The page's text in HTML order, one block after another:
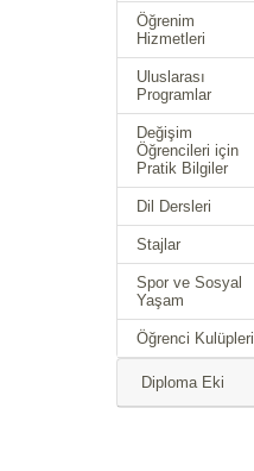
Öğrenim
Hizmetleri
Uluslarası
Programlar
Değişim
Öğrencileri için
Pratik Bilgiler
Dil Dersleri
Stajlar
Spor ve Sosyal
Yaşam
Öğrenci Kulüpleri
Diploma Eki